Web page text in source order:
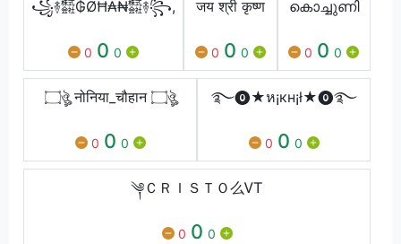
꧁࿈㍿₲ØĦ₳₦㍿࿈꧂,
0 0 0
जय श्री कृष्ण
0 0 0
കൊച്ചുണി
0 0 0
۝ঔৣ नोनिया_चौहान ۝ঔৣ
0 0 0
࿐⓿★ห¡кн¡ł★⓿࿐
0 0 0
༆ＣＲＩＳＴＯ么ㅤᏙᎢ
0 0 0